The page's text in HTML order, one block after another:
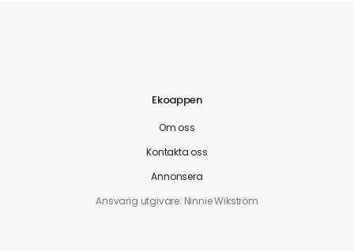
Ekoappen
Om oss
Kontakta oss
Annonsera
Ansvarig utgivare: Ninnie Wikström